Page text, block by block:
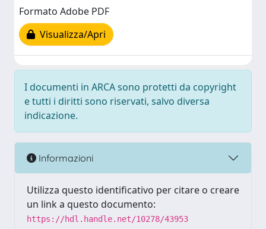
Formato Adobe PDF
Visualizza/Apri
I documenti in ARCA sono protetti da copyright
e tutti i diritti sono riservati, salvo diversa
indicazione.
Informazioni
Utilizza questo identificativo per citare o creare
un link a questo documento:
https://hdl.handle.net/10278/43953